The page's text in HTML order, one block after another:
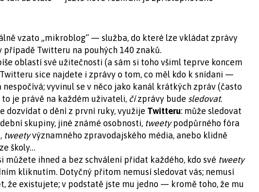
vzato „mikroblog“ — služba, do které lze vkládat zprávy
Twitteru na pouhých 140 znaků.
oblastí své užitečnosti (a sám si toho všiml teprve koncem
sice najdete i zprávy o tom, co měl kdo k snídani —
nespočívá; vyvinul se v něco jako kanál krátkých zpráv (často
je právě na každém uživateli, čízprávy bude sledovat.
dozvídat o dění z první ruky, využije Twitteru: může sledovat
skupiny, jiné známé osobnosti, tweetypodpůrného fóra
tweetyvýznamného zpravodajského média, anebo klidně
školy…
můžete ihned a bez schválení přidat každého, kdo své tweety
kliknutím. Dotyčný přitom nemusí sledovat vás; nemusí
že existujete; v podstatě jste mu jedno — kromě toho, že mu